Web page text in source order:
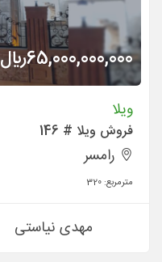
65,000,000,000ريال
ویلا
فروش ویلا # 146
رامسر
مترمربع: 320
مهدی نیاستی